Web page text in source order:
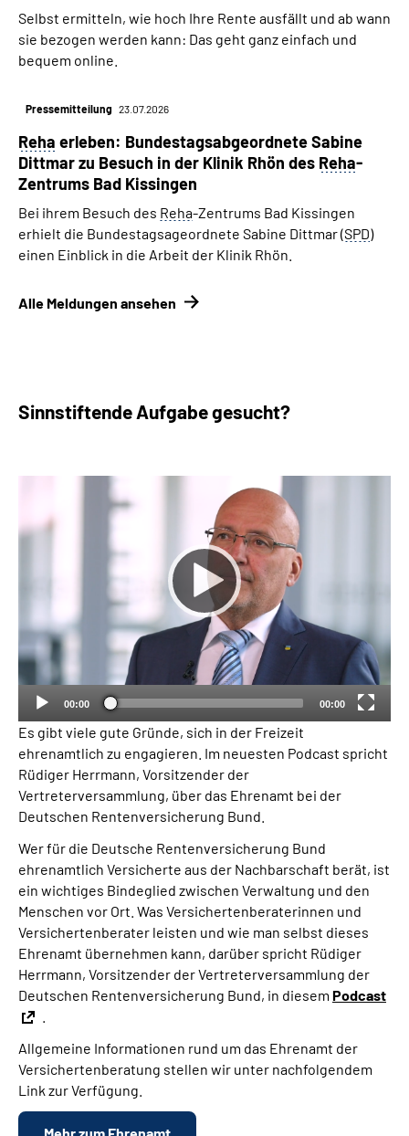
Selbst ermitteln, wie hoch Ihre Rente ausfällt und ab wann
sie bezogen werden kann: Das geht ganz einfach und
bequem online.
Pressemitteilung 23.07.2026
Reha erleben: Bundestags­­abgeordnete Sabine
Dittmar zu Besuch in der Klinik Rhön des Reha-
Zentrums Bad Kissingen
Bei ihrem Besuch des Reha-Zentrums Bad Kissingen
erhielt die Bundestagsageordnete Sabine Dittmar (SPD)
einen Einblick in die Arbeit der Klinik Rhön.
Alle Meldungen ansehen
Sinnstiftende Aufgabe gesucht?
Es gibt viele gute Gründe, sich in der Freizeit
ehrenamtlich zu engagieren. Im neuesten Podcast spricht
Rüdiger Herrmann, Vorsitzender der
Vertreterversammlung, über das Ehrenamt bei der
Deutschen Rentenversicherung Bund.
Wer für die Deutsche Rentenversicherung Bund
ehrenamtlich Versicherte aus der Nachbarschaft berät, ist
ein wichtiges Bindeglied zwischen Verwaltung und den
Menschen vor Ort. Was Versichertenberaterinnen und
Versichertenberater leisten und wie man selbst dieses
Ehrenamt übernehmen kann, darüber spricht Rüdiger
Herrmann, Vorsitzender der Vertreterversammlung der
Deutschen Rentenversicherung Bund, in diesem Podcast
Allgemeine Informationen rund um das Ehrenamt der
Versichertenberatung stellen wir unter nachfolgendem
Link zur Verfügung.
00:00 00:00